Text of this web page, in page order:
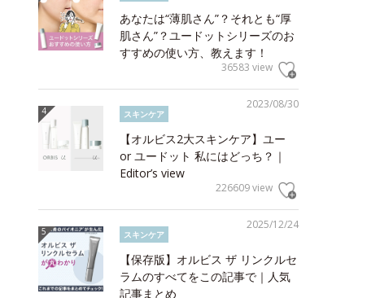
あなたは“薄肌さん”？それとも“厚
肌さん”？ユードットシリーズのお
すすめの使い方、教えます！
36583 view
2023/08/30
スキンケア
【オルビス2大スキンケア】ユー
or ユードット 私にはどっち？｜
Editor’s view
226609 view
2025/12/24
スキンケア
【保存版】オルビス ザ リンクルセ
ラムのすべてをこの記事で｜人気
記事まとめ